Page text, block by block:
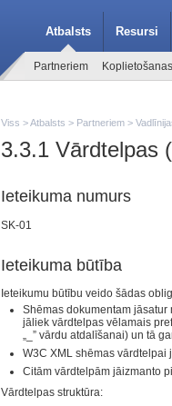
Atbalsts Resursi
Partneriem
Viss >Atbalsts > Partneriem >
3.3.1 Vārdtelpas
Ieteikuma numurs
SK-01
Ieteikuma būtība
Ieteikumu būtību veido šādas
Shēmas dokumentam
jāliek vārdtelpas vēlamais
„_” vārdu atdalīšanai) un tā
W3C XML shēmas vārdtelpai
Citām vārdtelpām jāizmanto
Vārdtelpas struktūra: